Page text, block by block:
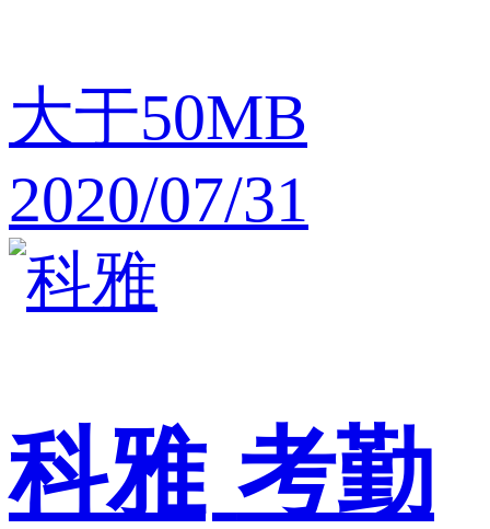
大于50MB
2020/07/31
科雅 考勤